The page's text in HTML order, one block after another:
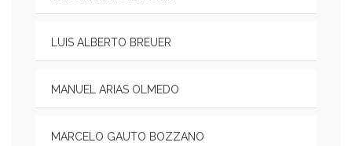
LUIS ALBERTO BREUER
MANUEL ARIAS OLMEDO
MARCELO GAUTO BOZZANO